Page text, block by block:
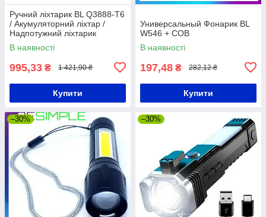
Ручний ліхтарик BL Q3888-T6
/ Акумуляторний ліхтар /
Надпотужний ліхтарик
В наявності
995,33 ₴ 1 421,90 ₴
Купити
Универсальный Фонарик BL
W546 + COB
В наявності
197,48 ₴ 282,12 ₴
Купити
–30% –30%